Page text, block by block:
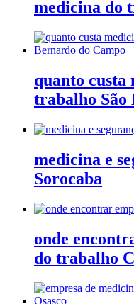
medicina do
quanto custa
trabalho São
medicina e
Sorocaba
onde
do trabalho